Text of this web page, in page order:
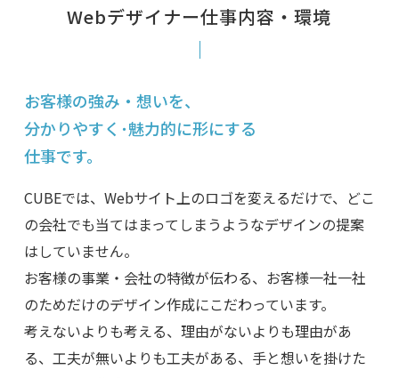
Webデザイナー仕事内容・環境
お客様の強み・想いを、
分かりやすく･魅力的に形にする
仕事です。
CUBEでは、Webサイト上のロゴを変えるだけで、どこ
の会社でも当てはまってしまうようなデザインの提案
はしていません。
お客様の事業・会社の特徴が伝わる、お客様一社一社
のためだけのデザイン作成にこだわっています。
考えないよりも考える、理由がないよりも理由があ
る、工夫が無いよりも工夫がある、手と想いを掛けた